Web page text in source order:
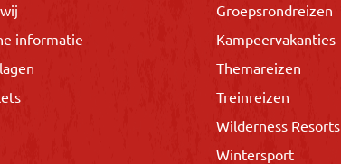
informatie
Groepsrondreizen
Kampeervakanties
Themareizen
Treinreizen
Wilderness Resorts
Wintersport